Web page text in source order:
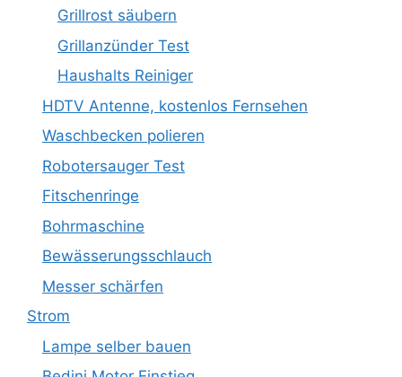
Grillrost säubern
Grillanzünder Test
Haushalts Reiniger
HDTV Antenne, kostenlos Fernsehen
Waschbecken polieren
Robotersauger Test
Fitschenringe
Bohrmaschine
Bewässerungsschlauch
Messer schärfen
Strom
Lampe selber bauen